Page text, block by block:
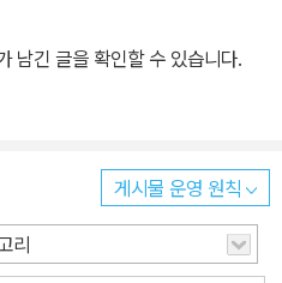
남긴 글을 확인할 수 있습니다.
게시물 운영 원칙
리